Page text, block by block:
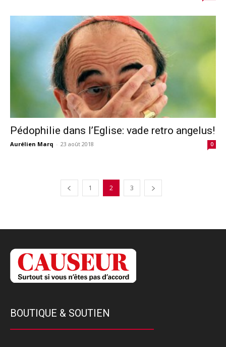
Pédophilie dans l’Eglise: vade retro angelus!
Aurélien Marq - 23 août 2018 0
1 2 3
BOUTIQUE & SOUTIEN